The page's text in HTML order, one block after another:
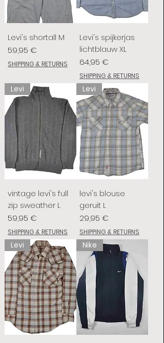
Levi's shortall M
Preis
59,95 €
SHIPPING & RETURNS
Levi's spijkerjas
lichtblauw XL
Preis
64,95 €
SHIPPING & RETURNS
Levi
vintage levi's full
zip sweather L
Preis
59,95 €
SHIPPING & RETURNS
Levi
levi's blouse
geruit L
Preis
29,95 €
SHIPPING & RETURNS
Levi Nike